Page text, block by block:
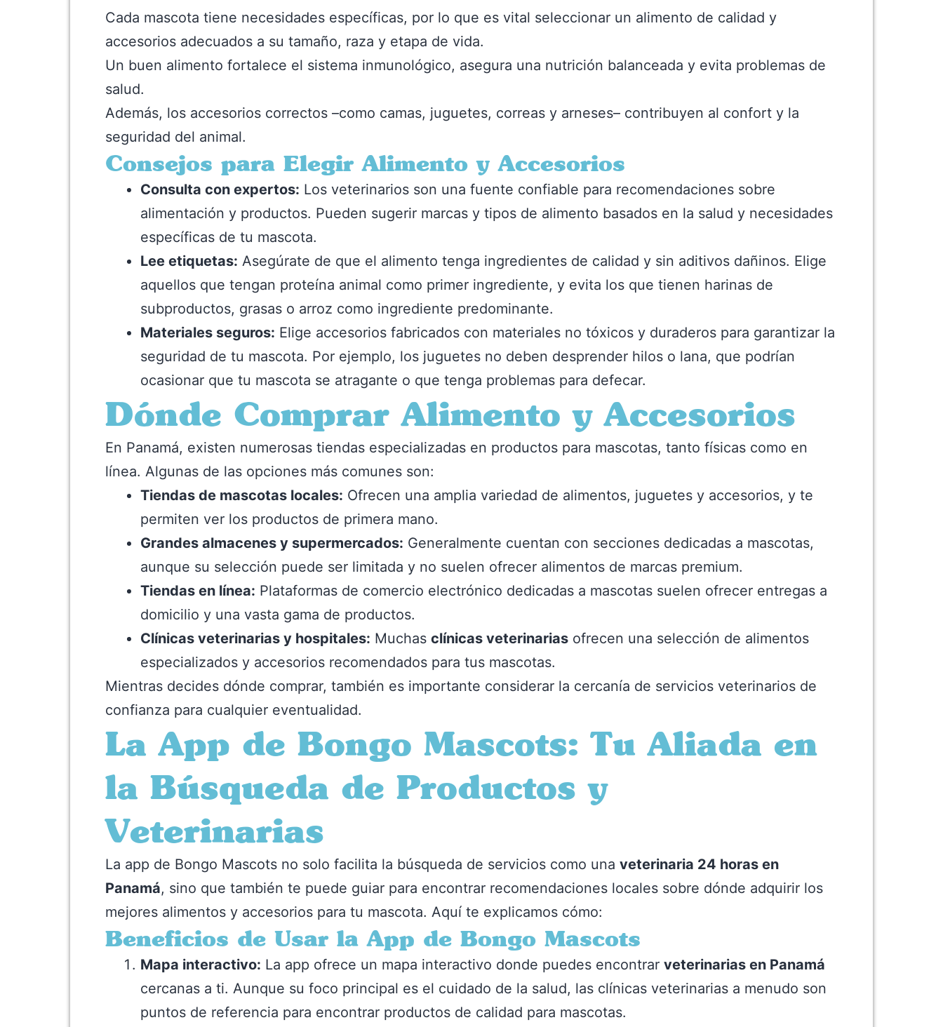
Cada mascota tiene necesidades específicas, por lo que es vital seleccionar un alimento de calidad y
accesorios adecuados a su tamaño, raza y etapa de vida.
Un buen alimento fortalece el sistema inmunológico, asegura una nutrición balanceada y evita problemas de
salud.
Además, los accesorios correctos –como camas, juguetes, correas y arneses– contribuyen al confort y la
seguridad del animal.
Consejos para Elegir Alimento y Accesorios
Consulta con expertos: Los veterinarios son una fuente confiable para recomendaciones sobre
alimentación y productos. Pueden sugerir marcas y tipos de alimento basados en la salud y necesidades
específicas de tu mascota.
Lee etiquetas: Asegúrate de que el alimento tenga ingredientes de calidad y sin aditivos dañinos. Elige
aquellos que tengan proteína animal como primer ingrediente, y evita los que tienen harinas de
subproductos, grasas o arroz como ingrediente predominante.
Materiales seguros: Elige accesorios fabricados con materiales no tóxicos y duraderos para garantizar la
seguridad de tu mascota. Por ejemplo, los juguetes no deben desprender hilos o lana, que podrían
ocasionar que tu mascota se atragante o que tenga problemas para defecar.
Dónde Comprar Alimento y Accesorios
En Panamá, existen numerosas tiendas especializadas en productos para mascotas, tanto físicas como en
línea. Algunas de las opciones más comunes son:
Tiendas de mascotas locales: Ofrecen una amplia variedad de alimentos, juguetes y accesorios, y te
permiten ver los productos de primera mano.
Grandes almacenes y supermercados: Generalmente cuentan con secciones dedicadas a mascotas,
aunque su selección puede ser limitada y no suelen ofrecer alimentos de marcas premium.
Tiendas en línea: Plataformas de comercio electrónico dedicadas a mascotas suelen ofrecer entregas a
domicilio y una vasta gama de productos.
Clínicas veterinarias y hospitales: Muchas clínicas veterinarias ofrecen una selección de alimentos
especializados y accesorios recomendados para tus mascotas.
Mientras decides dónde comprar, también es importante considerar la cercanía de servicios veterinarios de
confianza para cualquier eventualidad.
La App de Bongo Mascots: Tu Aliada en
la Búsqueda de Productos y
Veterinarias
La app de Bongo Mascots no solo facilita la búsqueda de servicios como una veterinaria 24 horas en
Panamá, sino que también te puede guiar para encontrar recomendaciones locales sobre dónde adquirir los
mejores alimentos y accesorios para tu mascota. Aquí te explicamos cómo:
Beneficios de Usar la App de Bongo Mascots
Mapa interactivo: La app ofrece un mapa interactivo donde puedes encontrar veterinarias en Panamá
cercanas a ti. Aunque su foco principal es el cuidado de la salud, las clínicas veterinarias a menudo son
puntos de referencia para encontrar productos de calidad para mascotas.